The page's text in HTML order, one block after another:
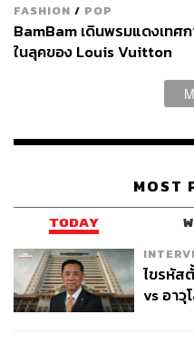
FASHION / POP
BamBam เดินพรมแดงเทศ
ในลุคของ Louis Vuitton
MOST
TODAY
ไขรหัส
vs อาวุ